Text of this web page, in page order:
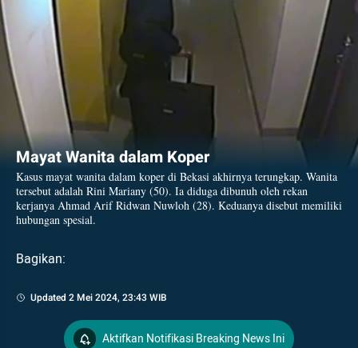
Mayat Wanita dalam Koper
Kasus mayat wanita dalam koper di Bekasi akhirnya terungkap. Wanita
tersebut adalah Rini Mariany (50). Ia diduga dibunuh oleh rekan
kerjanya Ahmad Arif Ridwan Nuwloh (28). Keduanya disebut memiliki
hubungan spesial.
Bagikan:
Updated 2 Mei 2024, 23:43 WIB
Aktifkan Notifikasi Breaking News Ini